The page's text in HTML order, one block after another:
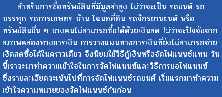
สำหรับการซื้อทรัพย์สินที่มีมูลค่าสูง ไม่ว่าจะเป็น รถยนต์ รถ
บรรทุก รถการเกษตร บ้าน โฉนดที่ดิน รถจักรยานยนต์ หรือ
ทรัพย์สินอื่น ๆ บางคนไม่สามารถซื้อได้ด้วยเงินสด ไม่ว่าจะปัจจัยจาก
สภาพคล่องทางการเงิน การวางแผนทางการเงินที่ยังไม่สามารถจ่าย
เงิดสดซื้อได้ในคราวเดียว จึงนิยมใช้วิธีกู้เงินหรือจัดไฟแนนซ์แทน วัน
นี้เราจะมาทำความเข้าใจในการจัดไฟแนนซ์และวิธีการขอไฟแนนซ์
ซึ่งรายละเอียดจะเน้นไปที่การจัดไฟแนนซ์รถยนต์ เริ่มแรกมาทำความ
เข้าใจความหมายของจัดไฟแนนซ์กันก่อน